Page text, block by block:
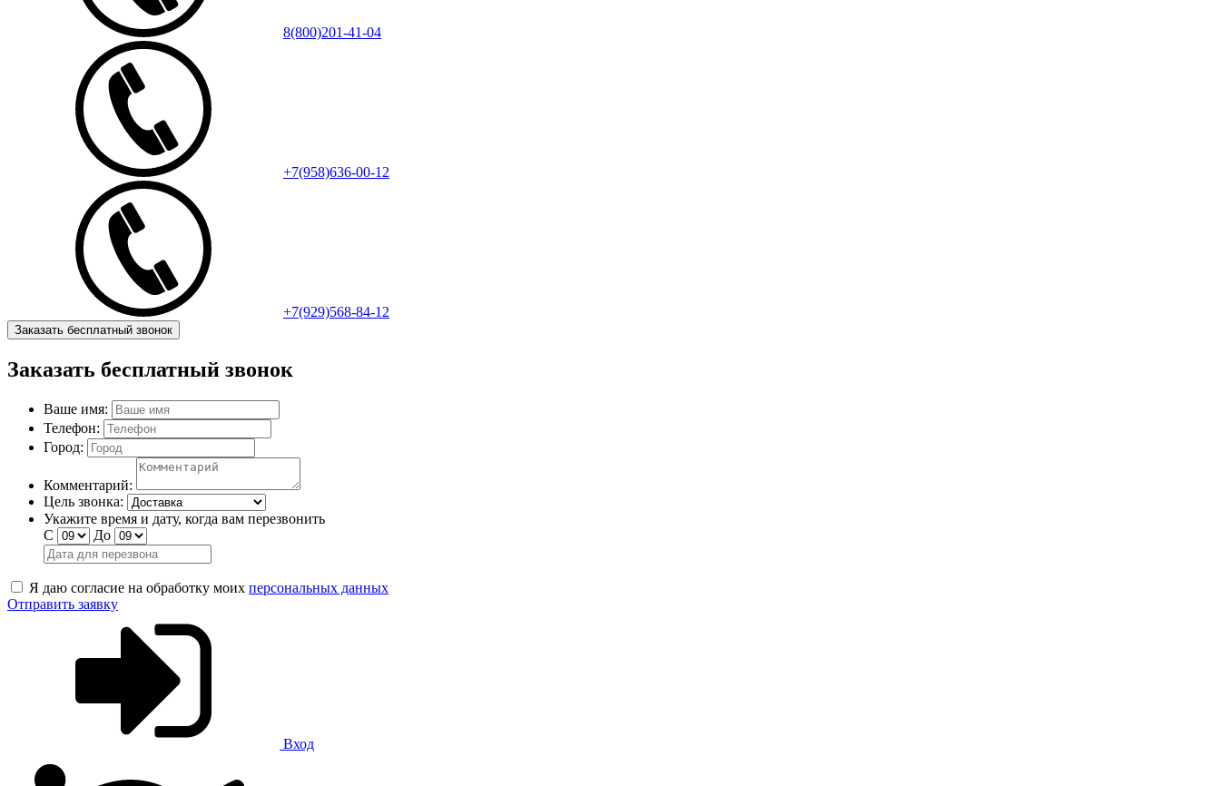
8(800)201-41-04
+7(958)636-00-12
+7(929)568-84-12
Заказать бесплатный звонок
Заказать бесплатный звонок
Ваше имя:
Телефон:
Город:
Комментарий:
Цель звонка:
Укажите время и дату, когда вам перезвонить
С
До
Я даю согласие на обработку моих персональных данных
Отправить заявку
Вход